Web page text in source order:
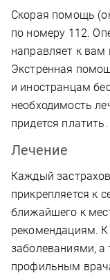
Скорая помощь
по номеру 112.
направляет к
Экстренная
и иностранцам
необходимость
придется платить.
Лечение
Каждый
прикрепляется к
ближайшего к
рекомендациям.
заболеваниями, а
профильным